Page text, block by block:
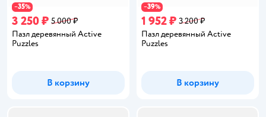
−35%
3 250 ₽ 5 000 ₽
Пазл деревянный Active
Puzzles
В корзину
−39%
1 952 ₽ 3 200 ₽
Пазл деревянный Active
Puzzles
В корзину